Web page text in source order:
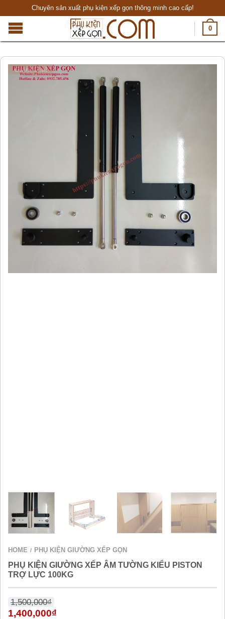
Chuyên sản xuất phụ kiện xếp gọn thông minh cao cấp!
0
Giảm Giá!
HOME / PHỤ KIỆN GIƯỜNG XẾP GỌN
PHỤ KIỆN GIƯỜNG XẾP ÂM TƯỜNG KIỂU PISTON
TRỢ LỰC 100KG
1,500,000₫
1,400,000₫